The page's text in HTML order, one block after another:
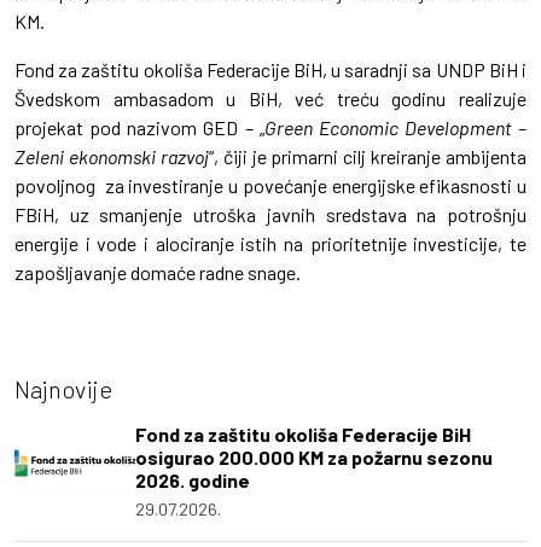
KM.
Fond za zaštitu okoliša Federacije BiH, u saradnji sa UNDP BiH i
Švedskom ambasadom u BiH, već treću godinu realizuje
projekat pod nazivom GED – „Green Economic Development –
Zeleni ekonomski razvoj“, čiji je primarni cilj kreiranje ambijenta
povoljnog za investiranje u povećanje energijske efikasnosti u
FBiH, uz smanjenje utroška javnih sredstava na potrošnju
energije i vode i alociranje istih na prioritetnije investicije, te
zapošljavanje domaće radne snage.
Najnovije
Fond za zaštitu okoliša Federacije BiH
osigurao 200.000 KM za požarnu sezonu
2026. godine
29.07.2026.